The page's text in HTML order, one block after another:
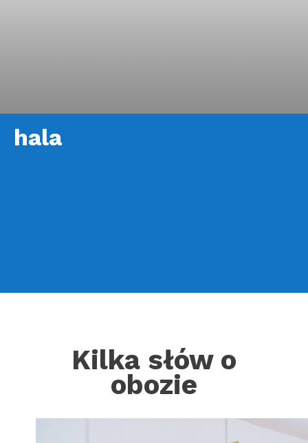
hala
Kilka słów o
obozie